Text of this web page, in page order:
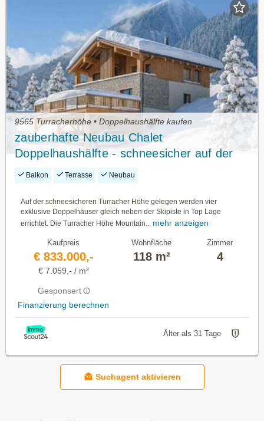
9565 Turracherhöhe • Doppelhaushälfte kaufen
zauberhafte Neubau Chalet
Doppelhaushälfte - schneesicher auf der
Turracher Höhe - Ski in & out - touristische
Balkon Terrasse Neubau
Auf der schneesicheren Turracher Höhe gelegen werden vier
exklusive Doppelhäuser gleich neben der Skipiste in Top Lage
errichtet. Die Turracher Höhe Mountain...
mehr anzeigen
Kaufpreis
€ 833.000,-
€ 7.059,- / m²
Gesponsert
Finanzierung berechnen
Wohnfläche
118 m²
Zimmer
4
Älter als 31 Tage
Suchagent aktivieren